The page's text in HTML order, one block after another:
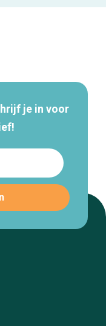
je in voor